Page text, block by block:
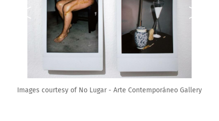
Images courtesy of No Lugar - Arte Contemporáneo Gallery